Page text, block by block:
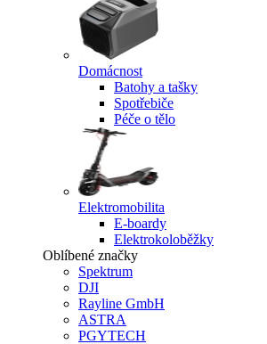
Domácnost
Batohy a tašky
Spotřebiče
Péče o tělo
Elektromobilita
E-boardy
Elektrokoloběžky
Oblíbené značky
Spektrum
DJI
Rayline GmbH
ASTRA
PGYTECH